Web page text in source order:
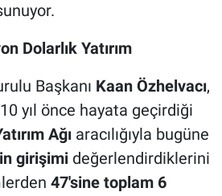
Dolarlık Yatırım
Başkanı Kaan Özhelvacı,
yıl önce hayata geçirdiği
Ağıaracılığıyla bugüne
girişimideğerlendirdiklerini
47'sine toplam 6